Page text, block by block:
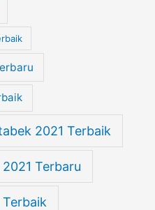
2021 Terbaik
Terbaru